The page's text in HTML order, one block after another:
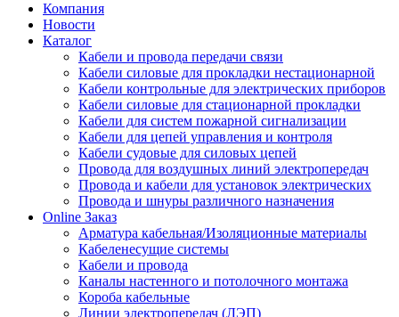
Компания
Новости
Каталог
Кабели и провода передачи связи
Кабели силовые для прокладки нестационарной
Кабели контрольные для электрических приборов
Кабели силовые для стационарной прокладки
Кабели для систем пожарной сигнализации
Кабели для цепей управления и контроля
Кабели судовые для силовых цепей
Провода для воздушных линий электропередач
Провода и кабели для установок электрических
Провода и шнуры различного назначения
Online Заказ
Арматура кабельная/Изоляционные материалы
Кабеленесущие системы
Кабели и провода
Каналы настенного и потолочного монтажа
Короба кабельные
Линии электропередач (ЛЭП)